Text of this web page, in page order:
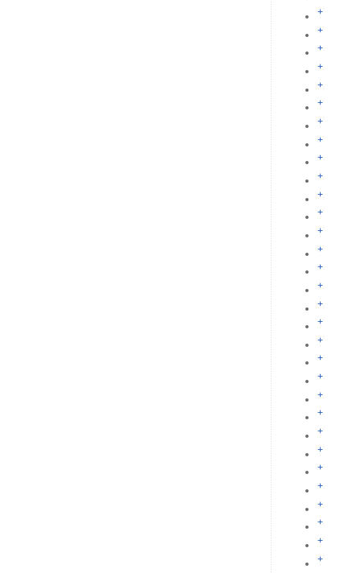
+
+
+
+
+
+
+
+
+
+
+
+
+
+
+
+
+
+
+
+
+
+
+
+
+
+
+
+
+
+
+